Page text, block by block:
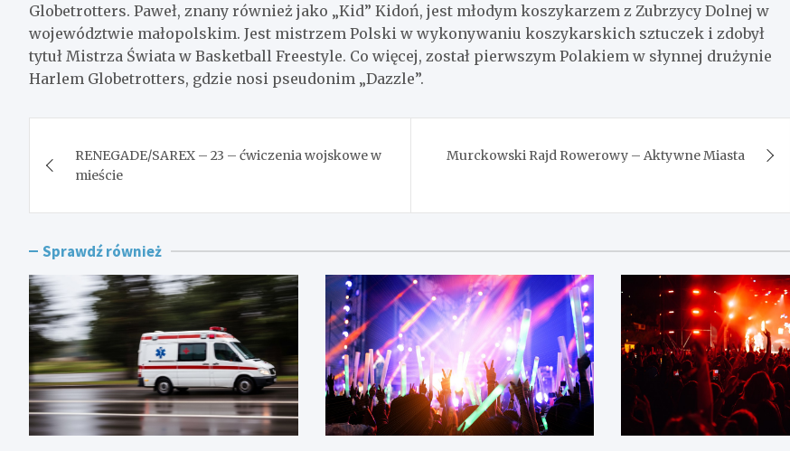
Globetrotters. Paweł, znany również jako „Kid” Kidoń, jest młodym koszykarzem z Zubrzycy Dolnej w
województwie małopolskim. Jest mistrzem Polski w wykonywaniu koszykarskich sztuczek i zdobył
tytuł Mistrza Świata w Basketball Freestyle. Co więcej, został pierwszym Polakiem w słynnej drużynie
Harlem Globetrotters, gdzie nosi pseudonim „Dazzle”.
wpisu
RENEGADE/SAREX – 23 – ćwiczenia wojskowe w
mieście
Murckowski Rajd Rowerowy – Aktywne Miasta
Sprawdź również